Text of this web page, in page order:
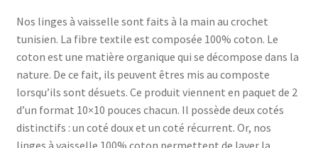
Nos linges à vaisselle sont faits à la main au crochet
tunisien. La fibre textile est composée 100% coton. Le
coton est une matière organique qui se décompose dans la
nature. De ce fait, ils peuvent êtres mis au composte
lorsqu’ils sont désuets. Ce produit viennent en paquet de 2
d’un format 10×10 pouces chacun. Il possède deux cotés
distinctifs : un coté doux et un coté récurrent. Or, nos
linges à vaisselle 100% coton permettent de laver la